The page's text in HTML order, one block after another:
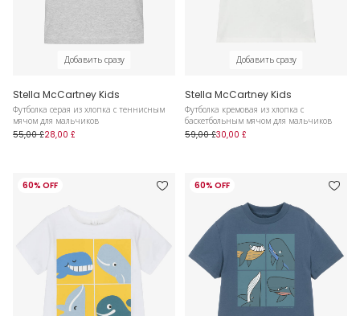
Добавить сразу
Stella McCartney Kids
Футболка серая из хлопка с теннисным
мячом для мальчиков
55,00 £28,00 £
Добавить сразу
Stella McCartney Kids
Футболка кремовая из хлопка с
баскетбольным мячом для мальчиков
59,00 £30,00 £
60% OFF 60% OFF